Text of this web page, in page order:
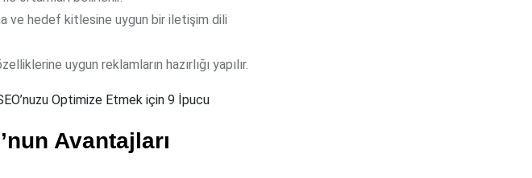
ve hedef kitlesine uygun bir iletişim dili
uygun reklamların hazırlığı yapılır.
Optimize Etmek için 9 İpucu
Avantajları